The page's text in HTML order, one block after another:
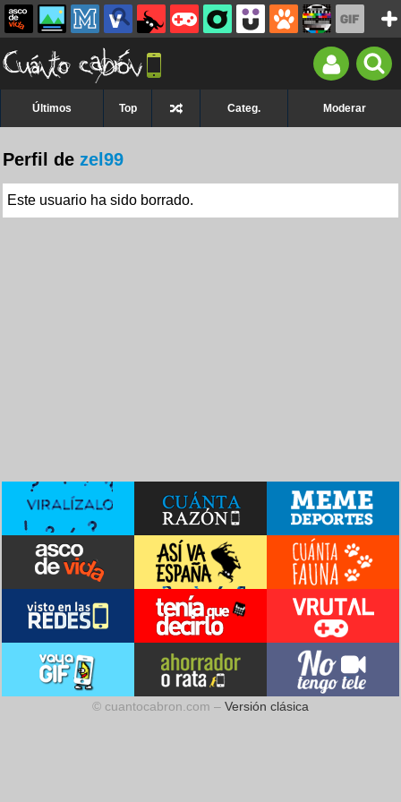
Últimos Top Categ. Moderar
Perfil de zel99
Este usuario ha sido borrado.
© cuantocabron.com – Versión clásica